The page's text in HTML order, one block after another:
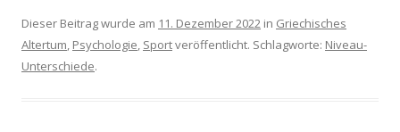
Dieser Beitrag wurde am 11. Dezember 2022 in Griechisches
Altertum, Psychologie, Sportveröffentlicht. Schlagworte: Niveau-
Unterschiede.